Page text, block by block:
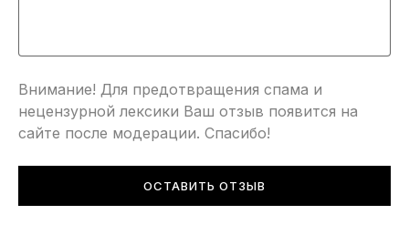
Внимание! Для предотвращения спама и
нецензурной лексики Ваш отзыв появится на
сайте после модерации. Спасибо!
ОСТАВИТЬ ОТЗЫВ